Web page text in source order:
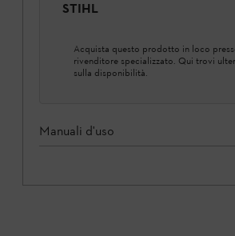
STIHL
Acquista questo prodotto in loco
rivenditore specializzato. Qui trovi
sulla disponibilità.
Manuali d'uso